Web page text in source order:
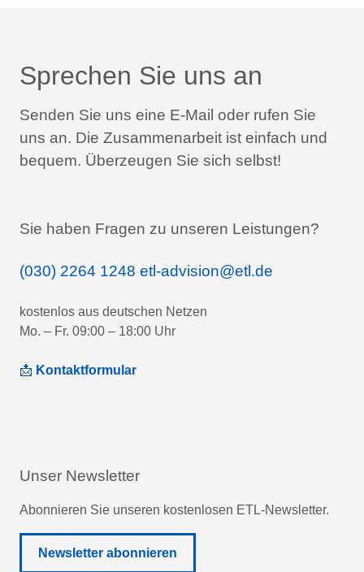
Sprechen Sie uns an
Senden Sie uns eine E-Mail oder rufen Sie
uns an. Die Zusammenarbeit ist einfach und
bequem. Überzeugen Sie sich selbst!
Sie haben Fragen zu unseren Leistungen?
(030) 2264 1248 etl-advision@etl.de
kostenlos aus deutschen Netzen
Mo. – Fr. 09:00 – 18:00 Uhr
📩 Kontaktformular
Unser Newsletter
Abonnieren Sie unseren kostenlosen ETL-Newsletter.
Newsletter abonnieren